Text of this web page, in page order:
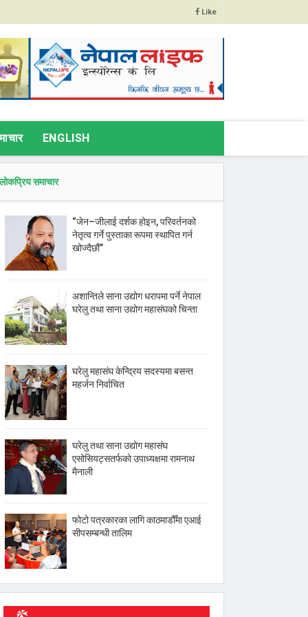
Like
ENGLISH
लोकप्रिय समाचार
“जेन–जीलाई दर्शक होइन, परिवर्तनको
नेतृत्व गर्ने पुस्ताका रूपमा स्थापित गर्न
खोज्दैछौं”
अशान्तिले साना उद्योग धरापमा पर्ने नेपाल
घरेलु तथा साना उद्योग महासंघको चिन्ता
घरेलु महासंघ केन्द्रिय सदस्यमा बसन्त
महर्जन निर्वाचित
घरेलु तथा साना उद्योग महासंघ
एसोसियट्सतर्फको उपाध्यक्षमा रामनाथ
मैनाली
फोटो पत्रकारका लागि काठमाडौँमा एआई
सीपसम्बन्धी तालिम